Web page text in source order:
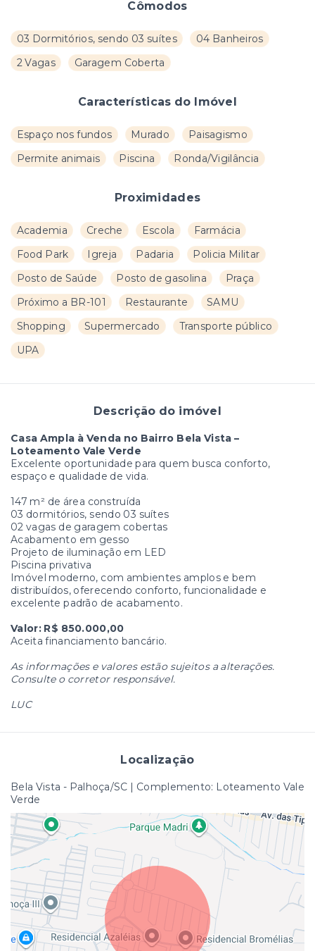
Cômodos
03 Dormitórios, sendo 03 suítes
04 Banheiros
2 Vagas
Garagem Coberta
Características do Imóvel
Espaço nos fundos Murado
Paisagismo
Permite animais
Piscina Ronda/Vigilância
Proximidades
Academia Creche Escola
Farmácia
Food Park
Igreja Padaria
Policia Militar
Posto de Saúde
Posto de gasolina
Praça
Próximo a BR-101
Restaurante
SAMU
Shopping
Supermercado
Transporte público
UPA
Descrição do imóvel
Casa Ampla à Venda no Bairro Bela Vista –
Loteamento Vale Verde
Excelente oportunidade para quem busca conforto,
espaço e qualidade de vida.
147 m² de área construída
03 dormitórios, sendo 03 suítes
02 vagas de garagem cobertas
Acabamento em gesso
Projeto de iluminação em LED
Piscina privativa
Imóvel moderno, com ambientes amplos e bem
distribuídos, oferecendo conforto, funcionalidade e
excelente padrão de acabamento.
Valor: R$ 850.000,00
Aceita financiamento bancário.
As informações e valores estão sujeitos a alterações.
Consulte o corretor responsável.
LUC
Localização
Bela Vista - Palhoça/SC | Complemento: Loteamento Vale
Verde